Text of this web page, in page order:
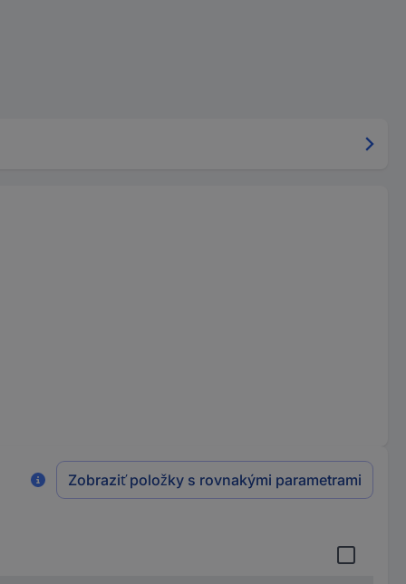
Zobraziť položky s rovnakými parametrami